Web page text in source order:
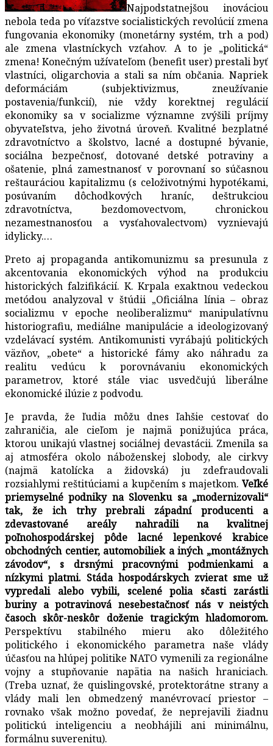
Najpodstatnejšou inováciou
nebola teda po víťazstve socialistických revolúcií zmena
fungovania ekonomiky (monetárny systém, trh a pod)
ale zmena vlastníckych vzťahov. A to je „politická“
zmena! Konečným užívateľom (benefit user) prestali byť
vlastníci, oligarchovia a stali sa ním občania. Napriek
deformáciám (subjektivizmus, zneužívanie
postavenia/funkcií), nie vždy korektnej regulácií
ekonomiky sa v socializme významne zvýšili príjmy
obyvateľstva, jeho životná úroveň. Kvalitné bezplatné
zdravotníctvo a školstvo, lacné a dostupné bývanie,
sociálna bezpečnosť, dotované detské potraviny a
ošatenie, plná zamestnanosť v porovnaní so súčasnou
reštauráciou kapitalizmu (s celoživotnými hypotékami,
posúvaním dôchodkových hraníc, deštrukciou
zdravotníctva, bezdomovectvom, chronickou
nezamestnanosťou a vysťahovalectvom) vyznievajú
idylicky.…
Preto aj propaganda antikomunizmu sa presunula z
akcentovania ekonomických výhod na produkciu
historických falzifikácií. K. Krpala exaktnou vedeckou
metódou analyzoval v štúdii „Oficiálna línia – obraz
socializmu v epoche neoliberalizmu“ manipulatívnu
historiografiu, mediálne manipulácie a ideologizovaný
vzdelávací systém. Antikomunisti vyrábajú politických
väzňov, „obete“ a historické fámy ako náhradu za
realitu vedúcu k porovnávaniu ekonomických
parametrov, ktoré stále viac usvedčujú liberálne
ekonomické ilúzie z podvodu.
Je pravda, že ľudia môžu dnes ľahšie cestovať do
zahraničia, ale cieľom je najmä ponižujúca práca,
ktorou unikajú vlastnej sociálnej devastácii. Zmenila sa
aj atmosféra okolo náboženskej slobody, ale cirkvy
(najmä katolícka a židovská) ju zdefraudovali
rozsiahlymi reštitúciami a kupčením s majetkom. Veľké
priemyselné podniky na Slovenku sa „modernizovali“
tak, že ich trhy prebrali západní producenti a
zdevastované areály nahradili na kvalitnej
poľnohospodárskej pôde lacné lepenkové krabice
obchodných centier, automobiliek a iných „montážnych
závodov“, s drsnými pracovnými podmienkami a
nízkymi platmi. Stáda hospodárskych zvierat sme už
vypredali alebo vybili, scelené polia sčasti zarástli
buriny a potravinová nesebestačnosť nás v neistých
časoch skôr-neskôr doženie tragickým hladomorom.
Perspektívu stabilného mieru ako dôležitého
politického i ekonomického parametra naše vlády
účasťou na hlúpej politike NATO vymenili za regionálne
vojny a stupňovanie napätia na našich hraniciach.
(Treba uznať, že quislingovské, protektorátne strany a
vlády mali len obmedzený manévrovací priestor –
rovnako však možno povedať, že neprejavili žiadnu
politickú inteligenciu a neobhájili ani minimálnu,
formálnu suverenitu).